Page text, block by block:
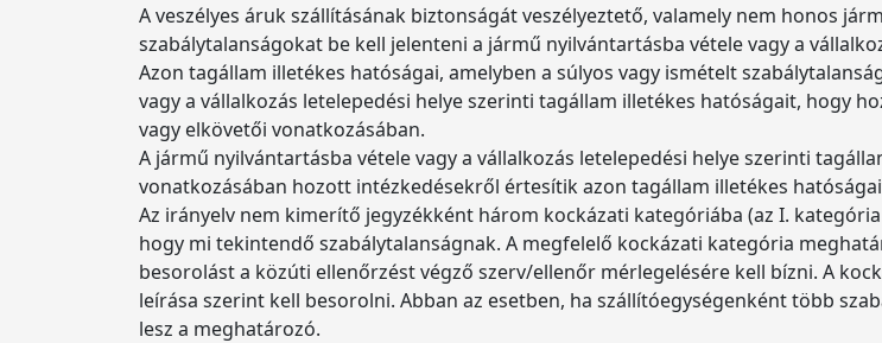
A veszélyes áruk szállításának biztonságát veszélyeztető, valamely nem honos
szabálytalanságokat be kell jelenteni a jármű nyilvántartásba vétele vagy a
Azon tagállam illetékes hatóságai, amelyben a súlyos vagy ismételt
vagy a vállalkozás letelepedési helye szerinti tagállam illetékes hatóságait, hogy
vagy elkövetői vonatkozásában.
A jármű nyilvántartásba vétele vagy a vállalkozás letelepedési helye szerinti
vonatkozásában hozott intézkedésekről értesítik azon tagállam illetékes
Az irányelv nem kimerítő jegyzékként három kockázati kategóriába (az I.
hogy mi tekintendő szabálytalanságnak. A megfelelő kockázati kategória
besorolást a közúti ellenőrzést végző szerv/ellenőr mérlegelésére kell bízni. A
leírása szerint kell besorolni. Abban az esetben, ha szállítóegységenként több
lesz a meghatározó.